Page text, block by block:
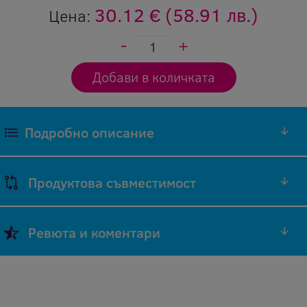
Цена: 30.12 € (58.91 лв.)
Подробно описание
Продуктова съвместимост
на
принтер
Модел на
оригинален
консуматив
Ревюта и коментари